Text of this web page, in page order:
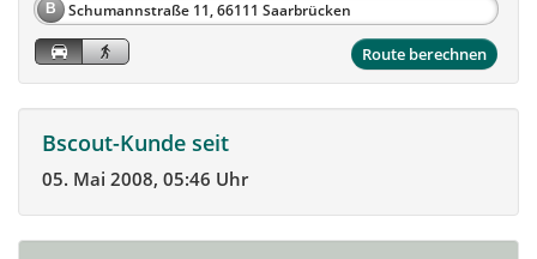
B
Route berechnen
Bscout-Kunde seit
05. Mai 2008, 05:46 Uhr